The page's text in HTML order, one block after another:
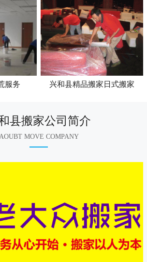
服务 兴和县精品搬家日式搬家
县搬家公司简介
AOUBT MOVE COMPANY